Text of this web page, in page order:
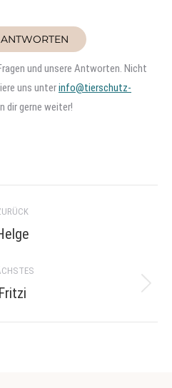
und unsere Antworten. Nicht
uns unterinfo@tierschutz-
dir gerne weiter!
Previous
Next
Fritzi